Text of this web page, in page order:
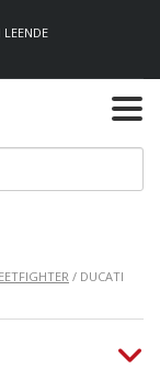
/ DUCATI